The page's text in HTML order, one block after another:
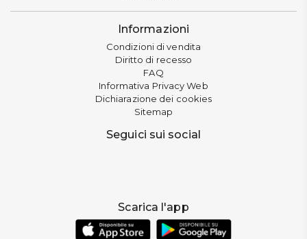
Informazioni
Condizioni di vendita
Diritto di recesso
FAQ
Informativa Privacy Web
Dichiarazione dei cookies
Sitemap
Seguici sui social
Scarica l'app